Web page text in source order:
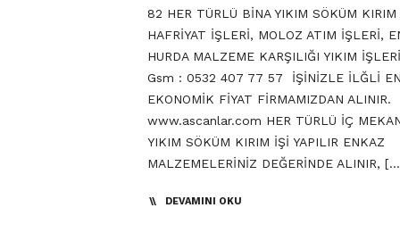
82 HER TÜRLÜ BİNA YIKIM SÖKÜM KIRIM
HAFRİYAT İŞLERİ, MOLOZ ATIM İŞLERİ,
HURDA MALZEME KARŞILIĞI YIKIM
Gsm : 0532 407 77 57 İŞİNİZLE İLĞLİ EN
EKONOMİK FİYAT FİRMAMIZDAN ALINIR.
www.ascanlar.com HER TÜRLÜ İÇ
YIKIM SÖKÜM KIRIM İŞİ YAPILIR ENKAZ
MALZEMELERİNİZ DEĞERİNDE ALINIR,
DEVAMINI OKU